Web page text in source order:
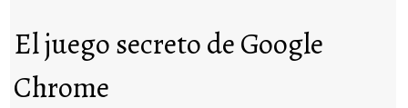
El juego secreto de Google
Chrome